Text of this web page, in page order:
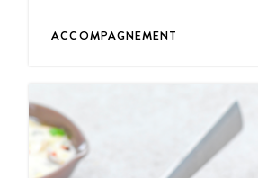
ACCOMPAGNEMENT